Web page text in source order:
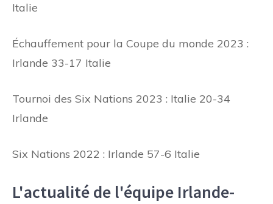
Italie
Échauffement pour la Coupe du monde 2023 :
Irlande 33-17 Italie
Tournoi des Six Nations 2023 : Italie 20-34
Irlande
Six Nations 2022 : Irlande 57-6 Italie
L'actualité de l'équipe Irlande-